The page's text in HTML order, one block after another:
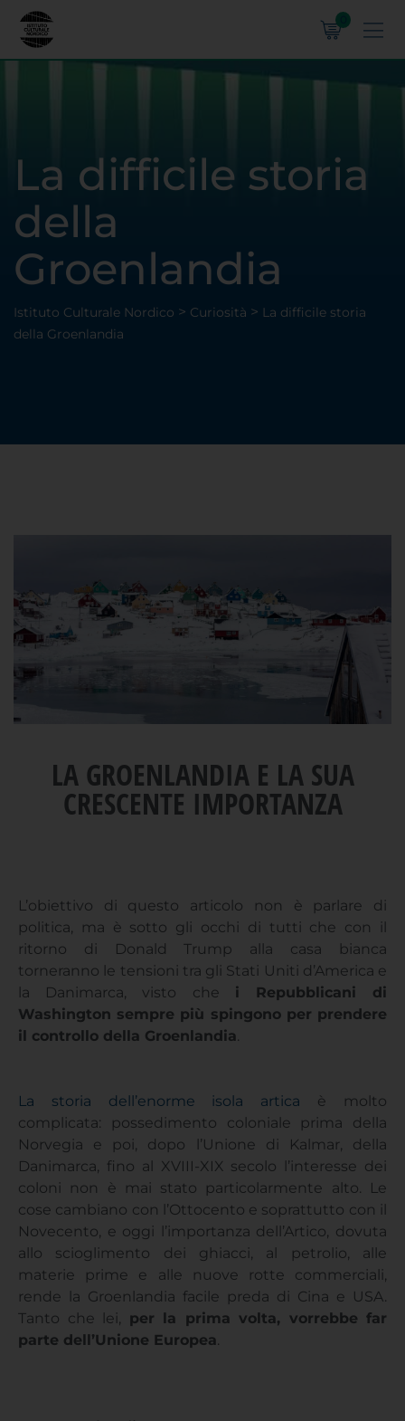
La difficile storia
della
Groenlandia
Istituto Culturale Nordico > Curiosità > La difficile storia
della Groenlandia
LA GROENLANDIA E LA SUA
CRESCENTE IMPORTANZA
L’obiettivo di questo articolo non è parlare di
politica, ma è sotto gli occhi di tutti che con il
ritorno di Donald Trump alla casa bianca
torneranno le tensioni tra gli Stati Uniti d’America e
la Danimarca, visto che i Repubblicani di
Washington sempre più spingono per prendere
il controllo della Groenlandia.
La storia dell’enorme isola artica è molto
complicata: possedimento coloniale prima della
Norvegia e poi, dopo l’Unione di Kalmar, della
Danimarca, fino al XVIII-XIX secolo l’interesse dei
coloni non è mai stato particolarmente alto. Le
cose cambiano con l’Ottocento e soprattutto con il
Novecento, e oggi l’importanza dell’Artico, dovuta
allo scioglimento dei ghiacci, al petrolio, alle
materie prime e alle nuove rotte commerciali,
rende la Groenlandia facile preda di Cina e USA.
Tanto che lei, per la prima volta, vorrebbe far
parte dell’Unione Europea.